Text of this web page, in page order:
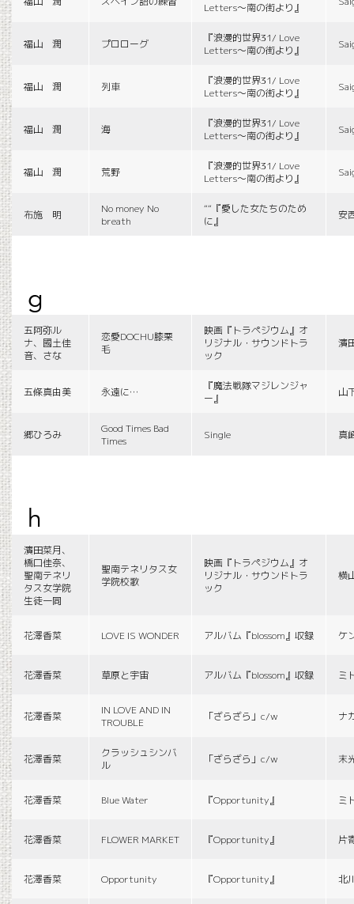
Letters〜南の街より』
福山 潤 プロローグ
『浪漫的世界31/ Love
Letters〜南の街より』
福山 潤 列車
『浪漫的世界31/ Love
Letters〜南の街より』
福山 潤 海
『浪漫的世界31/ Love
Letters〜南の街より』
福山 潤 荒野
『浪漫的世界31/ Love
Letters〜南の街より』
布施 明
No money No
breath
““『愛した女たちのため
に』
安
g
五阿弥ル
ナ、國土佳
音、さな
恋愛DOCHU膝栗
毛
映画『トラペジウム』オ
リジナル・サウンドトラ
ック
濱
五條真由美 永遠に…
『魔法戦隊マジレンジャ
ー』
山
郷ひろみ
Good Times Bad
Times
Single 真
h
濱田菜月、
橋口佳奈、
聖南テネリ
タス女学院
生徒一同
聖南テネリタス女
学院校歌
映画『トラペジウム』オ
リジナル・サウンドトラ
ック
横
花澤香菜 LOVE IS WONDER アルバム『blossom』収録 ケ
花澤香菜 草原と宇宙 アルバム『blossom』収録 ミ
花澤香菜
IN LOVE AND IN
TROUBLE
「ざらざら」c/w ナ
花澤香菜
クラッシュシンバ
ル
「ざらざら」c/w 末
花澤香菜 Blue Water 『Opportunity』 ミ
花澤香菜 FLOWER MARKET 『Opportunity』 片
花澤香菜 Opportunity 『Opportunity』 北